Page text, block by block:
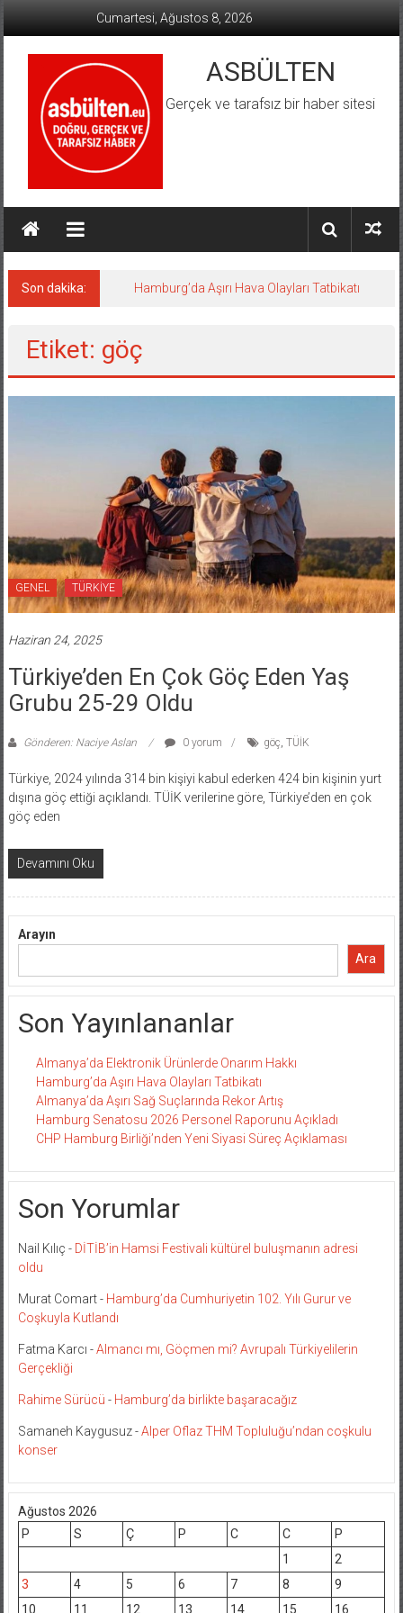
Cumartesi, Ağustos 8, 2026
ASBÜLTEN
Gerçek ve tarafsız bir haber sitesi
Son dakika: Hamburg’da Aşırı Hava Olayları Tatbikatı
Etiket: göç
GENEL TÜRKİYE
Haziran 24, 2025
Türkiye’den En Çok Göç Eden Yaş
Grubu 25-29 Oldu
Gönderen: Naciye Aslan 0 yorum göç TÜİK
Türkiye, 2024 yılında 314 bin kişiyi kabul ederken 424 bin kişinin yurt
dışına göç ettiği açıklandı. TÜİK verilerine göre, Türkiye’den en çok
göç eden
Devamını Oku
Arayın
Ara
Son Yayınlananlar
Almanya’da Elektronik Ürünlerde Onarım Hakkı
Hamburg’da Aşırı Hava Olayları Tatbikatı
Almanya’da Aşırı Sağ Suçlarında Rekor Artış
Hamburg Senatosu 2026 Personel Raporunu Açıkladı
CHP Hamburg Birliği’nden Yeni Siyasi Süreç Açıklaması
Son Yorumlar
Nail Kılıç - DİTİB’in Hamsi Festivali kültürel buluşmanın adresi
oldu
Murat Comart- Hamburg’da Cumhuriyetin 102. Yılı Gurur ve
Coşkuyla Kutlandı
Fatma Karcı -Almancı mı, Göçmen mi? Avrupalı Türkiyelilerin
Gerçekliği
Rahime Sürücü - Hamburg’da birlikte başaracağız
Samaneh Kaygusuz-Alper Oflaz THM Topluluğu’ndan coşkulu
konser
Ağustos 2026
P
S Ç P C C
P
1
2
3
4 5 6 7 8
9
10
11 12 13 14 15 16